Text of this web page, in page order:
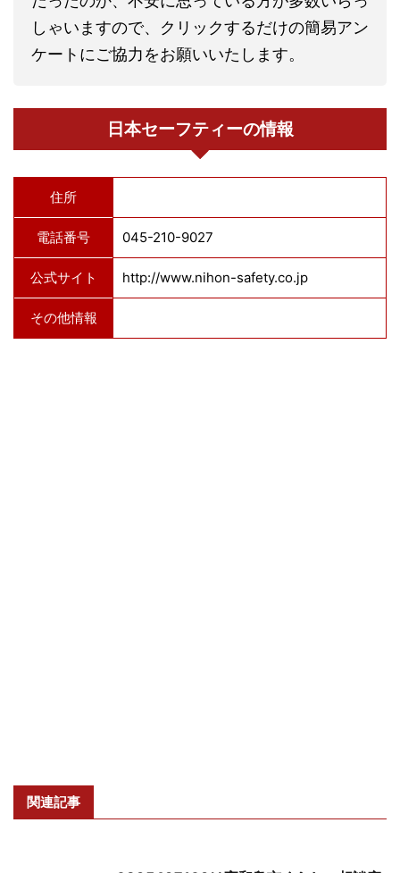
しゃいますので、クリックするだけの簡易アン
ケートにご協力をお願いいたします。
日本セーフティーの情報
住所
電話番号 045-210-9027
公式サイト http://www.nihon-safety.co.jp
その他情報
関連記事